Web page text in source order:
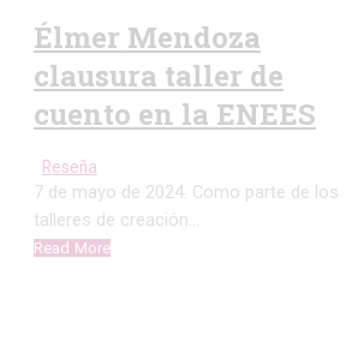
Élmer Mendoza
clausura taller de
cuento en la ENEES
Reseña
7 de mayo de 2024. Como parte de los
talleres de creación…
Read More